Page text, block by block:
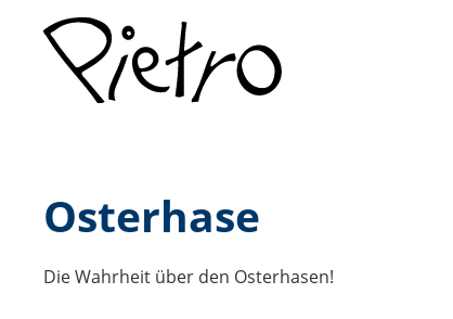
Osterhase
Die Wahrheit über den Osterhasen!